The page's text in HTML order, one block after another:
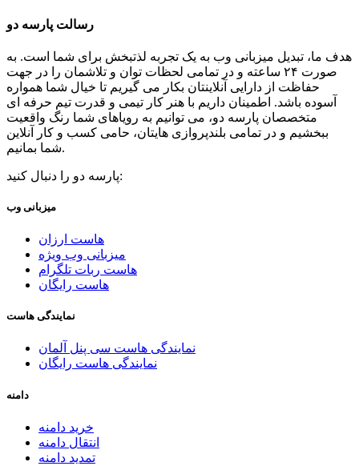
رسالت پارسه دو
هدف ما، تبدیل میزبانی وب به یک تجربه لذتبخش برای شما است. به
صورت ۲۴ ساعته و در تمامی لحظات توان و تلاشمان را در جهت
حفاظت از دارایی آنلاینتان بکار می گیریم تا خیال شما همواره
آسوده باشد. اطمینان داریم با هنر کار تیمی و قدرت تیم حرفه ای
متخصصان پارسه دو، می توانیم به رویاهای شما رنگ واقعیت
ببخشیم و در تمامی بلندپروازی هایتان، حامی کسب و کار آنلاین
شما بمانیم.
پارسه دو را دنبال کنید:
میزبانی وب
هاست ارزان
میزبانی وب ویژه
هاست ربات تلگرام
هاست رایگان
نمایندگی هاست
نمایندگی هاست سی پنل آلمان
نمایندگی هاست رایگان
دامنه
خرید دامنه
انتقال دامنه
تمدید دامنه